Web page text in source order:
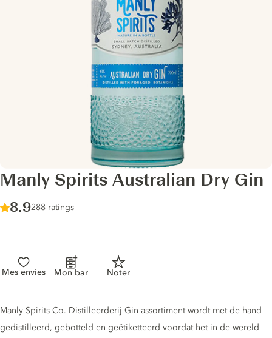
Manly Spirits Australian Dry Gin
Score :
8.9/ 10
288 ratings
Mes envies Mon bar Noter
Gin description
Manly Spirits Co. Distilleerderij Gin-assortiment wordt met de hand
gedistilleerd, gebotteld en geëtiketteerd voordat het in de wereld